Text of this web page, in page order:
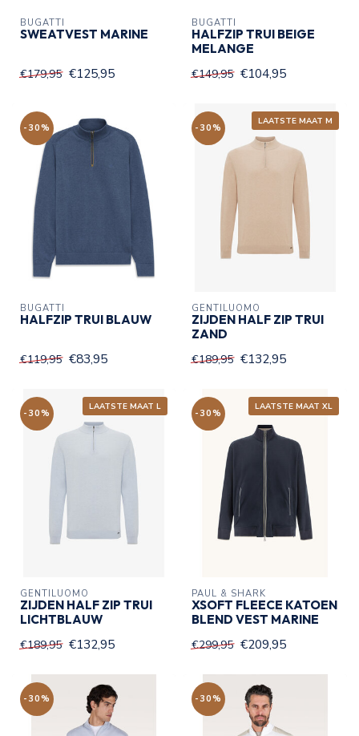
BUGATTI
SWEATVEST MARINE
€179,95 €125,95
BUGATTI
HALFZIP TRUI BEIGE
MELANGE
€149,95 €104,95
-30%
BUGATTI
HALFZIP TRUI BLAUW
€119,95 €83,95
LAATSTE MAAT M
-30%
GENTILUOMO
ZIJDEN HALF ZIP TRUI
ZAND
€189,95 €132,95
LAATSTE MAAT L
-30%
GENTILUOMO
ZIJDEN HALF ZIP TRUI
LICHTBLAUW
€189,95 €132,95
LAATSTE MAAT XL
-30%
PAUL & SHARK
XSOFT FLEECE KATOEN
BLEND VEST MARINE
€299,95 €209,95
-30% -30%